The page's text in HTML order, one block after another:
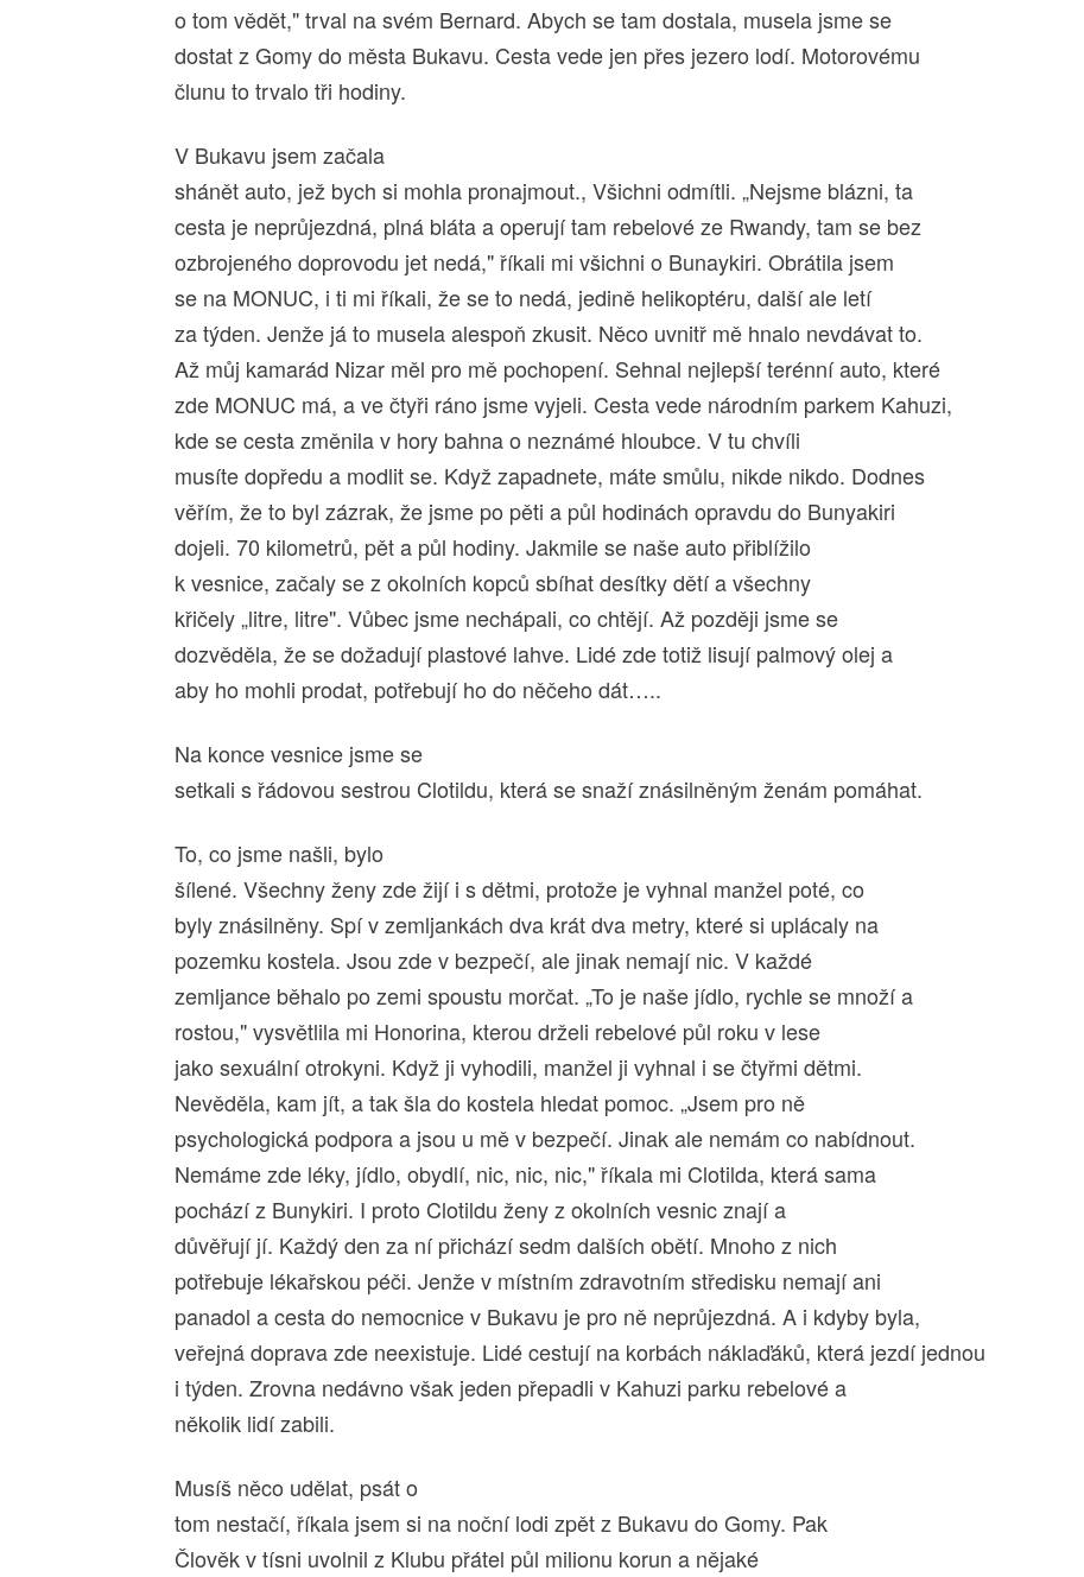
o tom vědět," trval na svém Bernard. Abych se tam dostala, musela jsme se
dostat z Gomy do města Bukavu. Cesta vede jen přes jezero lodí. Motorovému
člunu to trvalo tři hodiny.
V Bukavu jsem začala
shánět auto, jež bych si mohla pronajmout., Všichni odmítli. „Nejsme blázni, ta
cesta je neprůjezdná, plná bláta a operují tam rebelové ze Rwandy, tam se bez
ozbrojeného doprovodu jet nedá," říkali mi všichni o Bunaykiri. Obrátila jsem
se na MONUC, i ti mi říkali, že se to nedá, jedině helikoptéru, další ale letí
za týden. Jenže já to musela alespoň zkusit. Něco uvnitř mě hnalo nevdávat to.
Až můj kamarád Nizar měl pro mě pochopení. Sehnal nejlepší terénní auto, které
zde MONUC má, a ve čtyři ráno jsme vyjeli. Cesta vede národním parkem Kahuzi,
kde se cesta změnila v hory bahna o neznámé hloubce. V tu chvíli
musíte dopředu a modlit se. Když zapadnete, máte smůlu, nikde nikdo. Dodnes
věřím, že to byl zázrak, že jsme po pěti a půl hodinách opravdu do Bunyakiri
dojeli. 70 kilometrů, pět a půl hodiny. Jakmile se naše auto přiblížilo
k vesnice, začaly se z okolních kopců sbíhat desítky dětí a všechny
křičely „litre, litre". Vůbec jsme nechápali, co chtějí. Až později jsme se
dozvěděla, že se dožadují plastové lahve. Lidé zde totiž lisují palmový olej a
aby ho mohli prodat, potřebují ho do něčeho dát…..
Na konce vesnice jsme se
setkali s řádovou sestrou Clotildu, která se snaží znásilněným ženám pomáhat.
To, co jsme našli, bylo
šílené. Všechny ženy zde žijí i s dětmi, protože je vyhnal manžel poté, co
byly znásilněny. Spí v zemljankách dva krát dva metry, které si uplácaly na
pozemku kostela. Jsou zde v bezpečí, ale jinak nemají nic. V každé
zemljance běhalo po zemi spoustu morčat. „To je naše jídlo, rychle se množí a
rostou," vysvětlila mi Honorina, kterou drželi rebelové půl roku v lese
jako sexuální otrokyni. Když ji vyhodili, manžel ji vyhnal i se čtyřmi dětmi.
Nevěděla, kam jít, a tak šla do kostela hledat pomoc. „Jsem pro ně
psychologická podpora a jsou u mě v bezpečí. Jinak ale nemám co nabídnout.
Nemáme zde léky, jídlo, obydlí, nic, nic, nic," říkala mi Clotilda, která sama
pochází z Bunykiri. I proto Clotildu ženy z okolních vesnic znají a
důvěřují jí. Každý den za ní přichází sedm dalších obětí. Mnoho z nich
potřebuje lékařskou péči. Jenže v místním zdravotním středisku nemají ani
panadol a cesta do nemocnice v Bukavu je pro ně neprůjezdná. A i kdyby byla,
veřejná doprava zde neexistuje. Lidé cestují na korbách náklaďáků, která jezdí jednou
i týden. Zrovna nedávno však jeden přepadli v Kahuzi parku rebelové a
několik lidí zabili.
Musíš něco udělat, psát o
tom nestačí, říkala jsem si na noční lodi zpět z Bukavu do Gomy. Pak
Člověk v tísni uvolnil z Klubu přátel půl milionu korun a nějaké